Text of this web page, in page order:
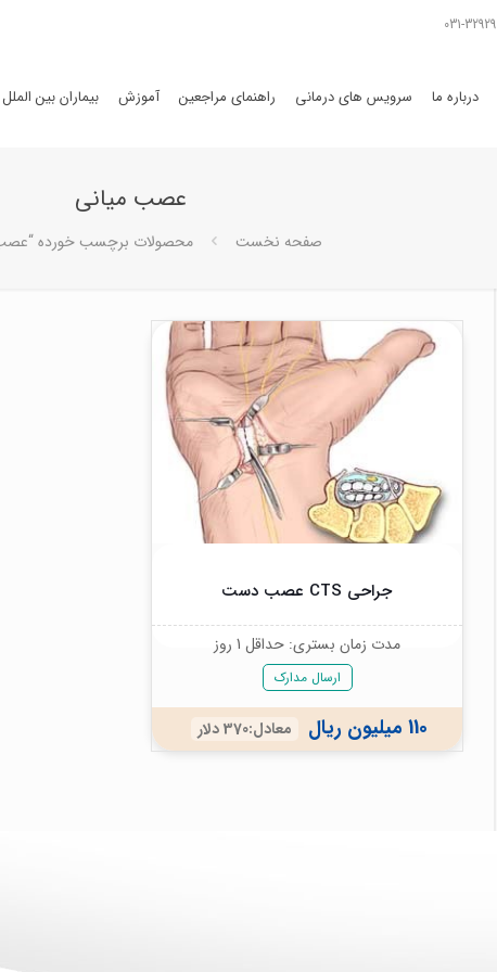
031-32929
درباره ما سرویس های درمانی راهنمای مراجعین آموزش بیماران بین الملل
عصب میانی
صفحه نخست محصولات برچسب خورده
جراحی CTS عصب دست
مدت زمان بستری: حداقل 1 روز
ارسال مدارک
110 میلیون ریال معادل:370 دلار